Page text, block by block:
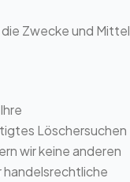
Zwecke und Mittel
Löschersuchen
wir keine anderen
handelsrechtliche